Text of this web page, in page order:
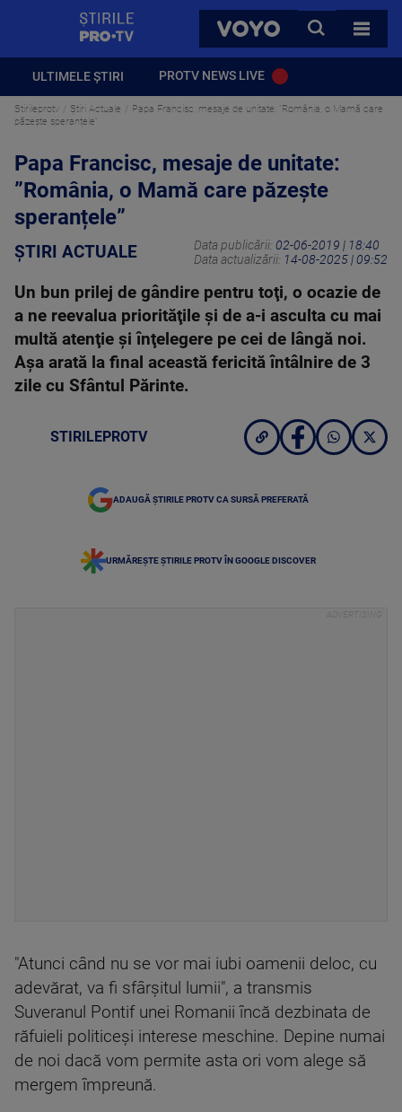
VOYO
CAUTA
TOATE
ULTIMELE ȘTIRI PROTV NEWS LIVE
Stirileprotv Știri Actuale
Papa Francisc, mesaje de unitate: ”România, o Mamă care
păzește speranțele”
Papa Francisc, mesaje de unitate:
”România, o Mamă care păzește
speranțele”
ȘTIRI ACTUALE Data publicării: 02-06-2019 | 18:40
Data actualizării: 14-08-2025 | 09:52
Un bun prilej de gândire pentru toţi, o ocazie de
a ne reevalua priorităţile şi de a-i asculta cu mai
multă atenţie şi înţelegere pe cei de lângă noi.
Aşa arată la final această fericită întâlnire de 3
zile cu Sfântul Părinte.
STIRILEPROTV
ADAUGĂ ȘTIRILE PROTV CA SURSĂ PREFERATĂ
URMĂREȘTE ȘTIRILE PROTV ÎN GOOGLE DISCOVER
"Atunci când nu se vor mai iubi oamenii deloc, cu
adevărat, va fi sfârşitul lumii", a transmis
Suveranul Pontif unei Romanii încă dezbinata de
răfuieli politiceşi interese meschine. Depine numai
de noi dacă vom permite asta ori vom alege să
mergem împreună.